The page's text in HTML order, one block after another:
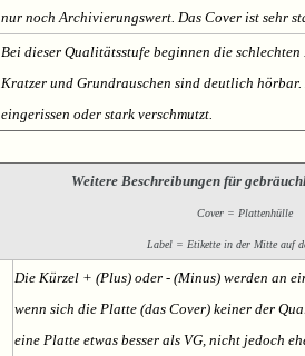
nur noch Archivierungswert. Das Cover ist sehr
Bei dieser Qualitätsstufe beginnen die
Kratzer und Grundrauschen sind deutlich
eingerissen oder stark verschmutzt.
Weitere Beschreibungen für
Cover = Plattenhülle
Label = Etikette in der Mitte auf
Die Kürzel + (Plus) oder - (Minus) werden an
wenn sich die Platte (das Cover) keiner der
eine Platte etwas besser als VG, nicht jedoch